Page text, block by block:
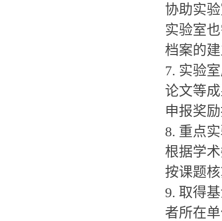
协助实
实验室
档案的
7. 实验
论文等
申报奖
8. 重点
根据学
按课题
9. 取得
者所在